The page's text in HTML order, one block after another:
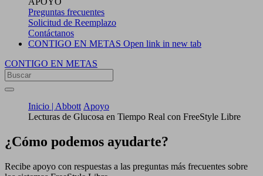
Preguntas frecuentes
Solicitud de Reemplazo
Contáctanos
CONTIGO EN METAS Open link in new tab
CONTIGO EN METAS
Inicio | Abbott Apoyo
Lecturas de Glucosa en Tiempo Real con FreeStyle Libre
¿Cómo podemos ayudarte?
Recibe apoyo con respuestas a las preguntas más frecuentes sobre